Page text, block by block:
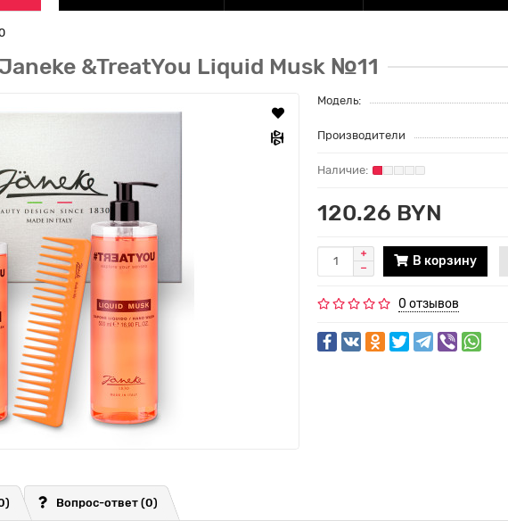
&TreatYou Liquid Musk №11
Модель:
Производители
120.26 BYN
В корзину
0 отзывов
Вопрос-ответ (0)